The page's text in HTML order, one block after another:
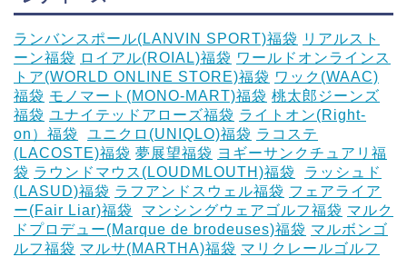
ランバンスポール(LANVIN SPORT)福袋 リアルスト
ーン福袋 ロイアル(ROIAL)福袋 ワールドオンラインス
トア(WORLD ONLINE STORE)福袋 ワック(WAAC)
福袋 モノマート(MONO-MART)福袋 桃太郎ジーンズ
福袋 ユナイテッドアローズ福袋 ライトオン(Right-
on）福袋
ユニクロ(UNIQLO)福袋 ラコステ
(LACOSTE)福袋 夢展望福袋 ヨギーサンクチュアリ福
袋 ラウンドマウス(LOUDMLOUTH)福袋
ラッシュド
(LASUD)福袋 ラフアンドスウェル福袋 フェアライア
ー(Fair Liar)福袋
マンシングウェアゴルフ福袋 マルク
ドプロデュー(Marque de brodeuses)福袋 マルボンゴ
ルフ福袋 マルサ(MARTHA)福袋 マリクレールゴルフ